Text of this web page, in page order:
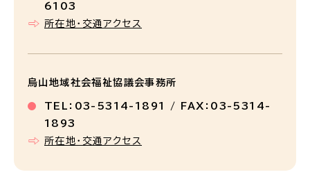
6103
所在地・交通アクセス
烏山地域社会福祉協議会事務所
TEL：03-5314-1891 / FAX：03-5314-
1893
所在地・交通アクセス